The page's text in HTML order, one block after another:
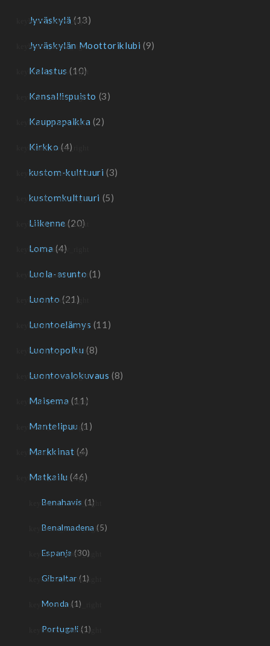
Jyväskylä (13)
Jyväskylän Moottoriklubi (9)
Kalastus (10)
Kansallispuisto (3)
Kauppapaikka (2)
Kirkko (4)
kustom-kulttuuri (3)
kustomkulttuuri (5)
Liikenne (20)
Loma (4)
Luola-asunto (1)
Luonto (21)
Luontoelämys (11)
Luontopolku (8)
Luontovalokuvaus (8)
Maisema (11)
Mantelipuu (1)
Markkinat (4)
Matkailu (46)
Benahavis (1)
Benalmadena (5)
Espanja (30)
Gibraltar (1)
Monda (1)
Portugali (1)